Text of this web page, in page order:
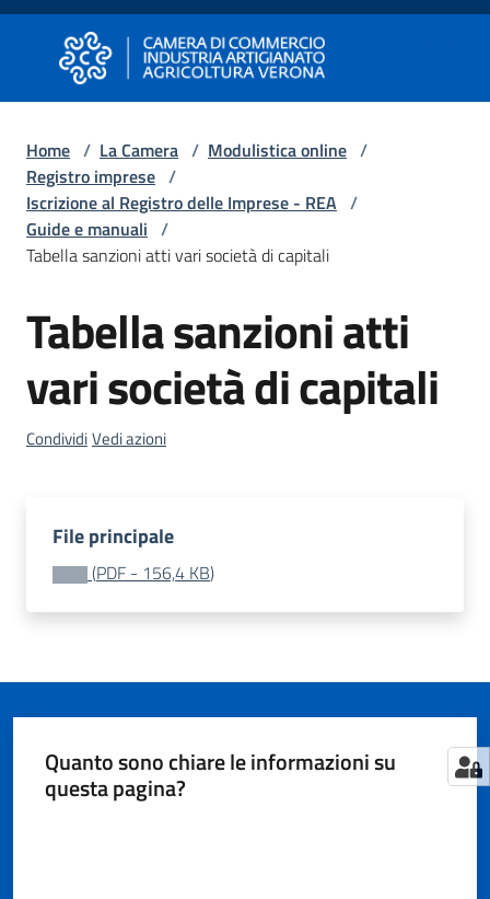
Vai al contenuto
Vai alla navigazione
Vai al footer
Camera di Commercio di Verona
Camera di Commercio di Verona
Avviare
Impresa
Impresa
Impresa
Tutelare
Impresa
Impresa
Digitale
Home / La Camera / Modulistica online /
Registro imprese /
Iscrizione al Registro delle Imprese - REA /
Guide e manuali /
Tabella sanzioni atti vari società di capitali
Tabella sanzioni atti
vari società di capitali
CondividiVedi azioni
File principale
(PDF - 156,4 KB)
Quanto sono chiare le informazioni su
questa pagina?